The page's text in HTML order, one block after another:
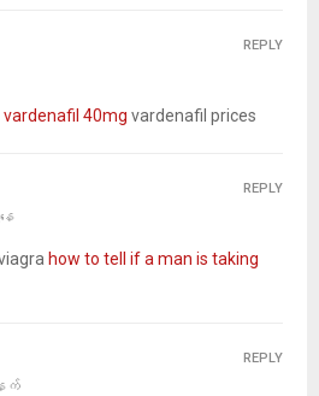
vardenafil 40mg vardenafil prices
REPLY
ေ
how to tell if a man is taking
REPLY
က်
REPLY